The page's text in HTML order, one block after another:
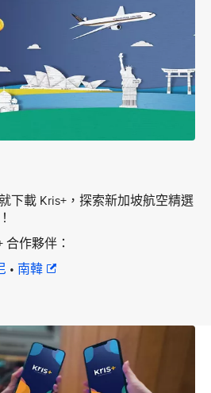
下載 Kris+，探索新加坡航空精選
作夥伴：
• 南韓